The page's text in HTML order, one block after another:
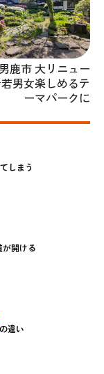
鹿市 大リニュー
男女楽しめるテ
ーマパークに
しまう
が開ける
違い